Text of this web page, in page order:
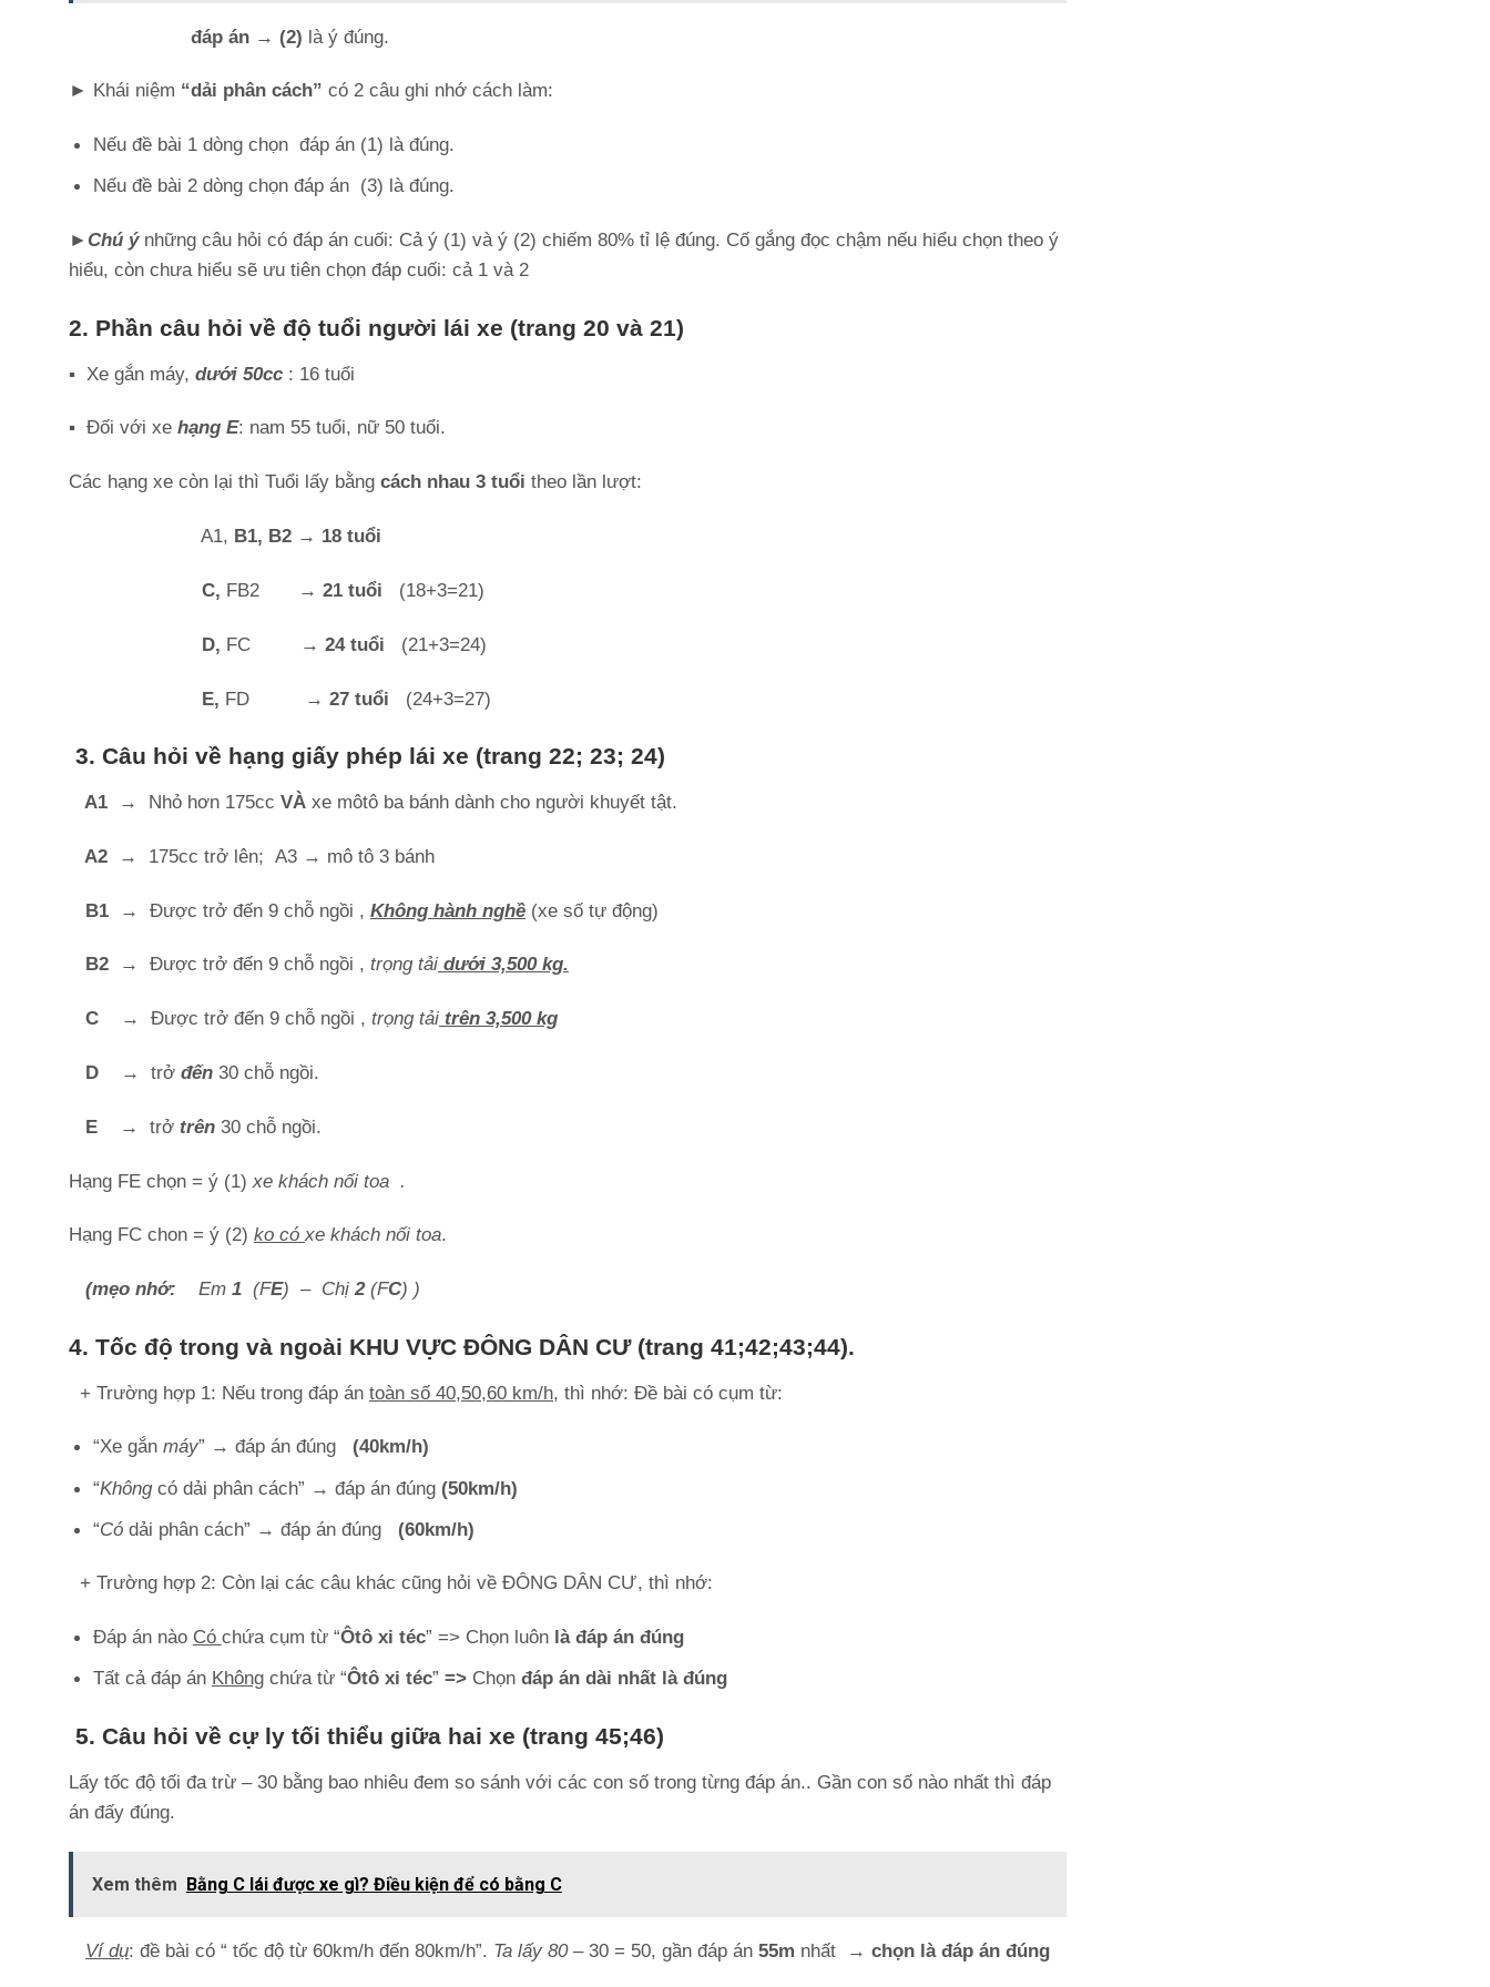
đáp án → (2) là ý đúng.
► Khái niệm “dải phân cách” có 2 câu ghi nhớ cách làm:
Nếu đề bài 1 dòng chọn đáp án (1) là đúng.
Nếu đề bài 2 dòng chọn đáp án (3) là đúng.
► Chú ýnhững câu hỏi có đáp án cuối: Cả ý (1) và ý (2) chiếm 80% tỉ lệ đúng. Cố gắng đọc chậm nếu hiểu chọn theo ý
hiểu, còn chưa hiểu sẽ ưu tiên chọn đáp cuối: cả 1 và 2
2. Phần câu hỏi về độ tuổi người lái xe (trang 20 và 21)
▪ Xe gắn máy, dưới 50cc : 16 tuổi
▪ Đối với xe hạng E: nam 55 tuổi, nữ 50 tuổi.
Các hạng xe còn lại thì Tuổi lấy bằng cách nhau 3 tuổi theo lần lượt:
A1, B1, B2 → 18 tuổi
C, FB2 → 21 tuổi (18+3=21)
D, FC → 24 tuổi (21+3=24)
E, FD → 27 tuổi (24+3=27)
3. Câu hỏi về hạng giấy phép lái xe (trang 22; 23; 24)
A1 → Nhỏ hơn 175cc VÀ xe môtô ba bánh dành cho người khuyết tật.
A2 → 175cc trở lên; A3 → mô tô 3 bánh
B1 → Được trở đến 9 chỗ ngồi , Không hành nghề (xe số tự động)
B2 → Được trở đến 9 chỗ ngồi , trọng tải dưới 3,500 kg.
C → Được trở đến 9 chỗ ngồi , trọng tải trên 3,500 kg
D → trở đến 30 chỗ ngồi.
E → trở trên 30 chỗ ngồi.
Hạng FE chọn = ý (1) xe khách nối toa .
Hạng FC chon = ý (2) ko cóxe khách nối toa.
(mẹo nhớ: Em 1 (FE) – Chị2(FC) )
4. Tốc độ trong và ngoài KHU VỰC ĐÔNG DÂN CƯ (trang 41;42;43;44).
+ Trường hợp 1: Nếu trong đáp án toàn số 40,50,60 km/h, thì nhớ: Đề bài có cụm từ:
“Xe gắn máy” → đáp án đúng (40km/h)
“Khôngcó dải phân cách” → đáp án đúng (50km/h)
“Có dải phân cách” → đáp án đúng (60km/h)
+ Trường hợp 2: Còn lại các câu khác cũng hỏi về ĐÔNG DÂN CƯ, thì nhớ:
Đáp án nào Có chứa cụm từ “Ôtô xi téc” => Chọn luônlà đáp án đúng
Tất cả đáp án Khôngchứa từ “Ôtô xi téc” => Chọn đáp án dài nhất là đúng
5. Câu hỏi về cự ly tối thiểu giữa hai xe (trang 45;46)
Lấy tốc độ tối đa trừ – 30 bằng bao nhiêu đem so sánh với các con số trong từng đáp án.. Gần con số nào nhất thì đáp
án đấy đúng.
Xem thêm Bằng C lái được xe gì? Điều kiện để có bằng C
Ví dụ: đề bài có “ tốc độ từ 60km/h đến 80km/h”. Ta lấy 80– 30 = 50, gần đáp án 55m nhất → chọn là đáp án đúng